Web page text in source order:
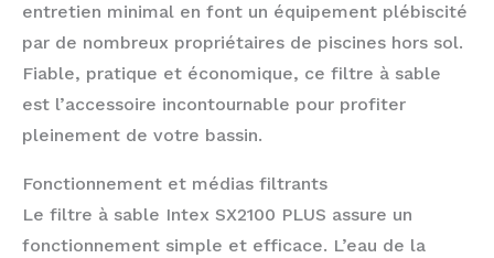
entretien minimal en font un équipement plébiscité
par de nombreux propriétaires de piscines hors sol.
Fiable, pratique et économique, ce filtre à sable
est l’accessoire incontournable pour profiter
pleinement de votre bassin.
Fonctionnement et médias filtrants
Le filtre à sable Intex SX2100 PLUS assure un
fonctionnement simple et efficace. L’eau de la